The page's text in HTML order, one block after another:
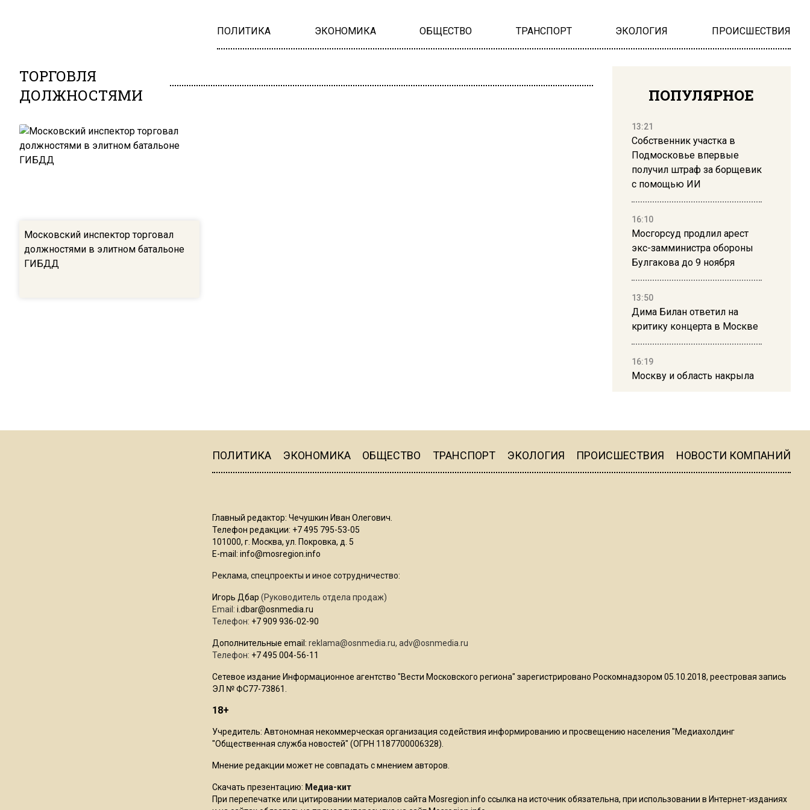
ПОЛИТИКА ЭКОНОМИКА ОБЩЕСТВО ТРАНСПОРТ ЭКОЛОГИЯ ПРОИСШЕСТВИЯ
ТОРГОВЛЯ
ДОЛЖНОСТЯМИ
Московский инспектор торговал
должностями в элитном батальоне
ГИБДД
ПОПУЛЯРНОЕ
13:21
Собственник участка в
Подмосковье впервые
получил штраф за борщевик
с помощью ИИ
16:10
Мосгорсуд продлил арест
экс-замминистра обороны
Булгакова до 9 ноября
13:50
Дима Билан ответил на
критику концерта в Москве
16:19
Москву и область накрыла
ограничат движение на
13:50
«Химок»
ПОЛИТИКА ЭКОНОМИКА ОБЩЕСТВО ТРАНСПОРТ ЭКОЛОГИЯ ПРОИСШЕСТВИЯ НОВОСТИ КОМПАНИЙ
Главный редактор: Чечушкин Иван Олегович.
Телефон редакции: +7 495 795-53-05
101000, г. Москва, ул. Покровка, д. 5
E-mail: info@mosregion.info
Реклама, спецпроекты и иное сотрудничество:
Игорь Дбар (Руководитель отдела продаж)
Email: i.dbar@osnmedia.ru
Телефон: +7 909 936-02-90
Дополнительные email: reklama@osnmedia.ru, adv@osnmedia.ru
Телефон: +7 495 004-56-11
Сетевое издание Информационное агентство "Вести Московского региона" зарегистрировано Роскомнадзором 05.10.2018, реестровая запись
ЭЛ № ФС77-73861.
18+
Учредитель: Автономная некоммерческая организация содействия информированию и просвещению населения "Медиахолдинг
"Общественная служба новостей" (ОГРН 1187700006328).
Мнение редакции может не совпадать с мнением авторов.
Скачать презентацию: Медиа-кит
При перепечатке или цитировании материалов сайта Mosregion.info ссылка на источник обязательна, при использовании в Интернет-изданиях